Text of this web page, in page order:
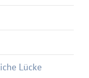
Lücke